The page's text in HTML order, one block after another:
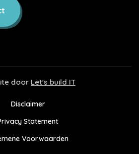
door Let's build IT
Disclaimer
Statement
Voorwaarden